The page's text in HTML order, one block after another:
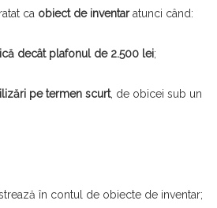
ca obiect de inventaratunci când:
decât plafonul de 2.500 lei;
pe termen scurt, de obicei sub un
în contul de obiecte de inventar;